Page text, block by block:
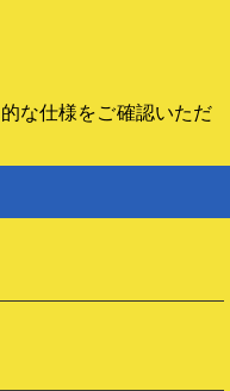
な仕様をご確認いただ